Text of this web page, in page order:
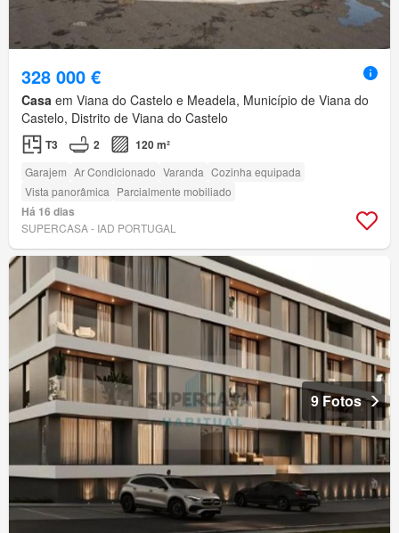
328 000 €
Casa em Viana do Castelo e Meadela, Município de Viana do
Castelo, Distrito de Viana do Castelo
T3 2 120 m²
Garajem Ar Condicionado Varanda Cozinha equipada
Vista panorâmica Parcialmente mobiliado
Há 16 dias
SUPERCASA - IAD PORTUGAL
9 Fotos